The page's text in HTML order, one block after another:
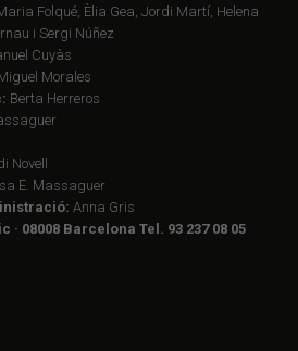
Folqué, Èlia Gea, Jordi Martí, Helena
i Sergi Núñez
Cuyàs
Morales
Berta Herreros
Novell
E. Massaguer
Anna Gris
08008 Barcelona Tel. 93 237 08 05